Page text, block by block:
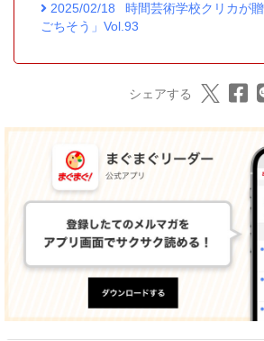
2025/02/18
時間芸術学校クリカが
ごちそう」Vol.93
シェアする